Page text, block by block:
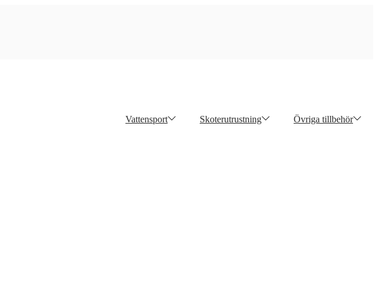
Vattensport Skoterutrustning Övriga tillbehör